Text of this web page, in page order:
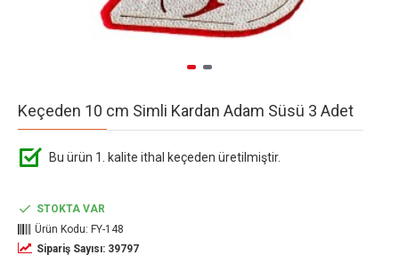
Keçeden 10 cm Simli Kardan Adam Süsü 3 Adet
Bu ürün 1. kalite ithal keçeden üretilmiştir.
STOKTA VAR
Ürün Kodu: FY-148
Sipariş Sayısı: 39797